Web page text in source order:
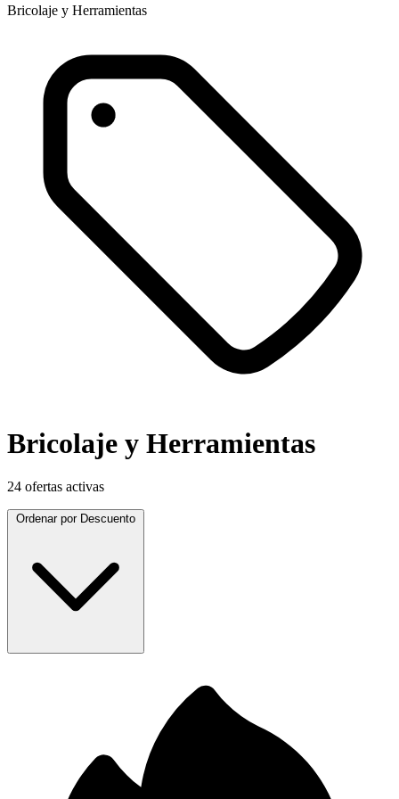
Bricolaje y Herramientas
Bricolaje y Herramientas
24 ofertas activas
Ordenar por Descuento